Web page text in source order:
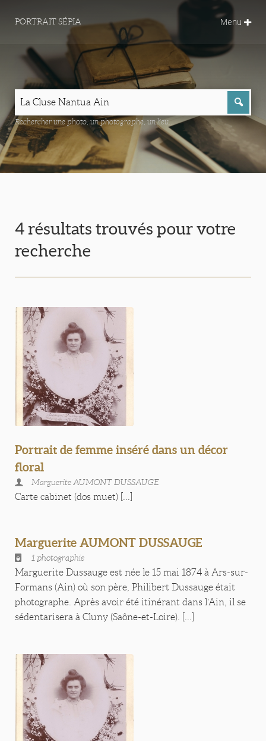
PORTRAIT SÉPIA Menu
Rechercher une photo, un photographe, un lieu...
4 résultats trouvés pour votre
recherche
Portrait de femme inséré dans un décor
floral
Marguerite AUMONT DUSSAUGE
Carte cabinet (dos muet) [...]
Marguerite AUMONT DUSSAUGE
1 photographie
Marguerite Dussauge est née le 15 mai 1874 à Ars-sur-
Formans (Ain) où son père, Philibert Dussauge était
photographe. Après avoir été itinérant dans l’Ain, il se
sédentarisera à Cluny (Saône-et-Loire). [...]